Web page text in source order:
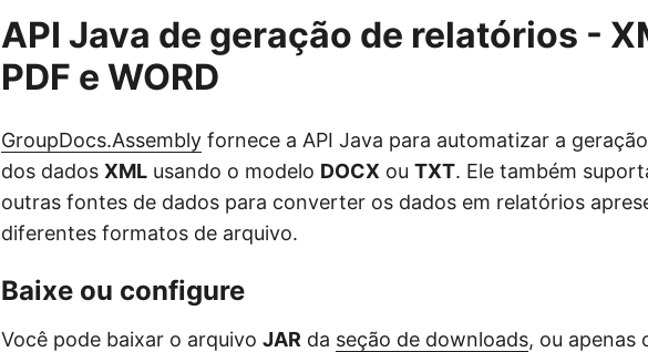
API Java de geração de relatórios -
PDF e WORD
GroupDocs.Assembly fornece a API Java para automatizar a
dos dados XML usando o modelo DOCX ou TXT. Ele também
outras fontes de dados para converter os dados em relatórios
diferentes formatos de arquivo.
Baixe ou configure
Você pode baixar o arquivo JAR da seção de downloads, ou apenas